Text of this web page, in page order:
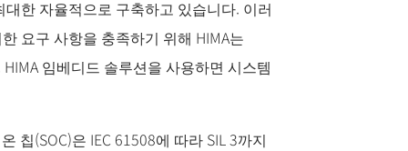
한 자율적으로 구축하고 있습니다. 이러
요구 사항을 충족하기 위해 HIMA는
임베디드 솔루션을 사용하면 시스템
칩(SOC)은 IEC 61508에 따라 SIL 3까지